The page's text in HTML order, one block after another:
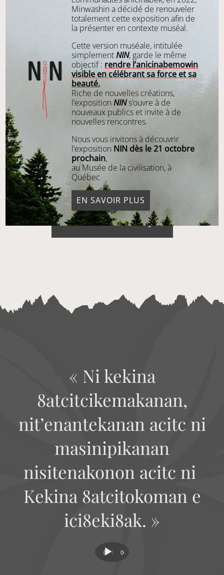
PRÉSENTER UN OBJET
« Ni kekina
8atcitcikemakanan,
nit’enantekanan acitc ni
masinipikanan
nisitenakonon acitc ni
Kekina 8atcitokoman e
ici8eki8ak. »
Lecteur
audio
00:00 00:00
Minwashin a décidé de renouveler
totalement cette exposition afin de
la présenter en contexte muséal.
Cette version muséale, intitulée
simplementNIN, garde le même
objectif : rendre l’anicinabemowin
visible en célébrant sa force et sa
beauté.
Riche de nouvelles créations,
l’expositionNINs’ouvre à de
nouveaux publics et invite à de
nouvelles rencontres.
Nous vous invitons à découvrir
l’exposition NIN dès le 21 octobre
prochain,
au Musée de la civilisation, à
Québec
EN SAVOIR PLUS